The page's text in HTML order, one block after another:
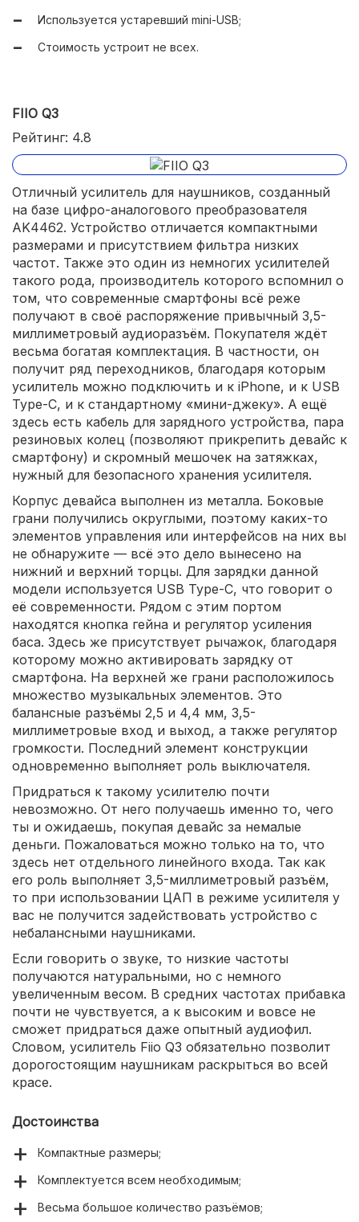
Весьма большое количество 3,5-миллиметровых
Используется устаревший mini-USB;
Стоимость устроит не всех.
FIIO Q3
Рейтинг: 4.8
Отличный усилитель для наушников, созданный
на базе цифро-аналогового преобразователя
AK4462. Устройство отличается компактными
размерами и присутствием фильтра низких
частот. Также это один из немногих усилителей
такого рода, производитель которого вспомнил о
том, что современные смартфоны всё реже
получают в своё распоряжение привычный 3,5-
миллиметровый аудиоразъём. Покупателя ждёт
весьма богатая комплектация. В частности, он
получит ряд переходников, благодаря которым
усилитель можно подключить и к iPhone, и к USB
Type-C, и к стандартному «мини-джеку». А ещё
здесь есть кабель для зарядного устройства, пара
резиновых колец (позволяют прикрепить девайс к
смартфону) и скромный мешочек на затяжках,
нужный для безопасного хранения усилителя.
Корпус девайса выполнен из металла. Боковые
грани получились округлыми, поэтому каких-то
элементов управления или интерфейсов на них вы
не обнаружите — всё это дело вынесено на
нижний и верхний торцы. Для зарядки данной
модели используется USB Type-C, что говорит о
её современности. Рядом с этим портом
находятся кнопка гейна и регулятор усиления
баса. Здесь же присутствует рычажок, благодаря
которому можно активировать зарядку от
смартфона. На верхней же грани расположилось
множество музыкальных элементов. Это
балансные разъёмы 2,5 и 4,4 мм, 3,5-
миллиметровые вход и выход, а также регулятор
громкости. Последний элемент конструкции
одновременно выполняет роль выключателя.
Придраться к такому усилителю почти
невозможно. От него получаешь именно то, чего
ты и ожидаешь, покупая девайс за немалые
деньги. Пожаловаться можно только на то, что
здесь нет отдельного линейного входа. Так как
его роль выполняет 3,5-миллиметровый разъём,
то при использовании ЦАП в режиме усилителя у
вас не получится задействовать устройство с
небалансными наушниками.
Если говорить о звуке, то низкие частоты
получаются натуральными, но с немного
увеличенным весом. В средних частотах прибавка
почти не чувствуется, а к высоким и вовсе не
сможет придраться даже опытный аудиофил.
Словом, усилитель Fiio Q3 обязательно позволит
дорогостоящим наушникам раскрыться во всей
красе.
Достоинства
Компактные размеры;
Комплектуется всем необходимым;
Весьма большое количество разъёмов;